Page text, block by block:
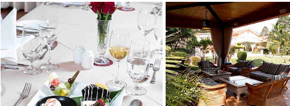
Show larger version Show larger version